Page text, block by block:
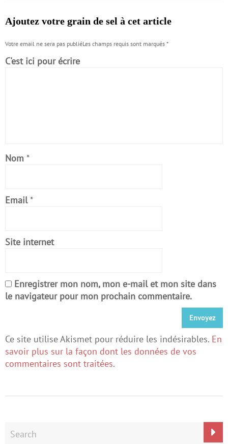
Ajoutez votre grain de sel à cet article
Votre email ne sera pas publiéLes champs requis sont marqués *
C'est ici pour écrire
Nom *
Email *
Site internet
Enregistrer mon nom, mon e-mail et mon site dans
le navigateur pour mon prochain commentaire.
Ce site utilise Akismet pour réduire les indésirables. En
savoir plus sur la façon dont les données de vos
commentaires sont traitées.